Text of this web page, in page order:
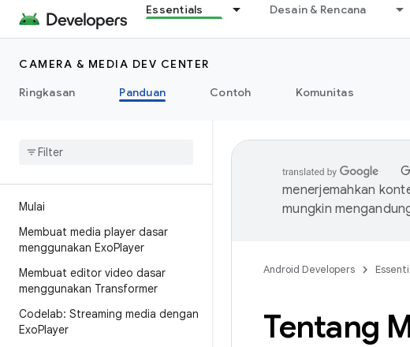
Essentials Desain & Rencana
CAMERA & MEDIA DEV CENTER
Ringkasan
Panduan Contoh Komunitas
Mulai
Membuat media player dasar
menggunakan ExoPlayer
Membuat editor video dasar
menggunakan Transformer
Codelab: Streaming media dengan
ExoPlayer
menerjemahkan
mungkin
Android Developers
Tentang